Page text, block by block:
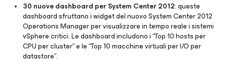
30 nuove dashboard per System Center 2012: queste
dashboard sfruttano i widget del nuovo System Center 2012
Operations Manager per visualizzare in tempo reale i sistemi
vSphere critici. Le dashboard includono i “Top 10 hosts per
CPU per cluster” e le “Top 10 macchine virtuali per I/O per
datastore”.